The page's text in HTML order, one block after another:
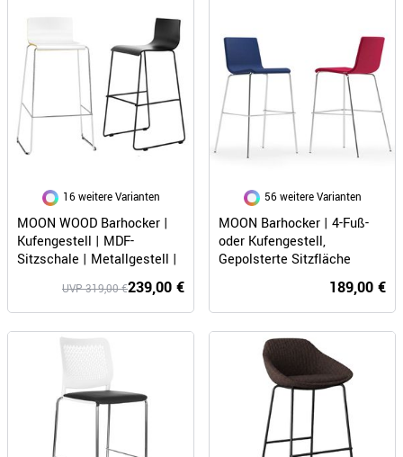
16 weitere Varianten
MOON WOOD Barhocker |
Kufengestell | MDF-
Sitzschale | Metallgestell |
239,00 €
UVP 319,00 €
56 weitere Varianten
MOON Barhocker | 4-Fuß-
oder Kufengestell,
Gepolsterte Sitzfläche
189,00 €